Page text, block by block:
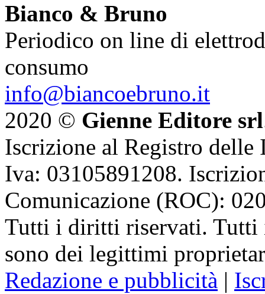
Bianco & Bruno
Periodico on line di
consumo
info@biancoebruno.it
2020 © Gienne Editore srl
Iscrizione al Registro delle
Iva: 03105891208.
Comunicazione (ROC):
Tutti i diritti riservati. Tutti
sono dei legittimi
Redazione e pubblicità |